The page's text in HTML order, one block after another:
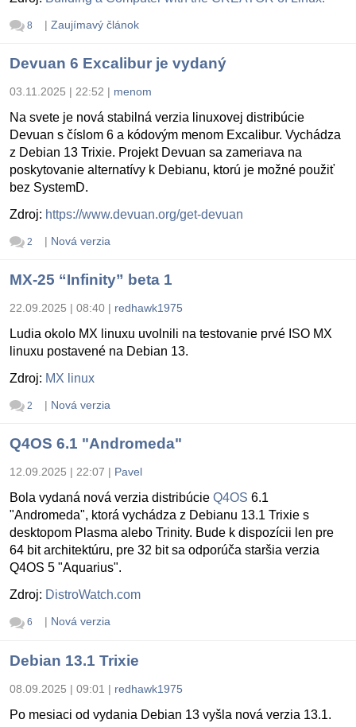
8 | Zaujímavý článok
Devuan 6 Excalibur je vydaný
03.11.2025 | 22:52 | menom
Na svete je nová stabilná verzia linuxovej distribúcie
Devuan s číslom 6 a kódovým menom Excalibur. Vychádza
z Debian 13 Trixie. Projekt Devuan sa zameriava na
poskytovanie alternatívy k Debianu, ktorú je možné použiť
bez SystemD.
Zdroj: https://www.devuan.org/get-devuan
2 | Nová verzia
MX-25 “Infinity” beta 1
22.09.2025 | 08:40 | redhawk1975
Ludia okolo MX linuxu uvolnili na testovanie prvé ISO MX
linuxu postavené na Debian 13.
Zdroj: MX linux
2 | Nová verzia
Q4OS 6.1 "Andromeda"
12.09.2025 | 22:07 | Pavel
Bola vydaná nová verzia distribúcie Q4OS 6.1
"Andromeda", ktorá vychádza z Debianu 13.1 Trixie s
desktopom Plasma alebo Trinity. Bude k dispozícii len pre
64 bit architektúru, pre 32 bit sa odporúča staršia verzia
Q4OS 5 "Aquarius".
Zdroj: DistroWatch.com
6 | Nová verzia
Debian 13.1 Trixie
08.09.2025 | 09:01 | redhawk1975
Po mesiaci od vydania Debian 13 vyšla nová verzia 13.1.